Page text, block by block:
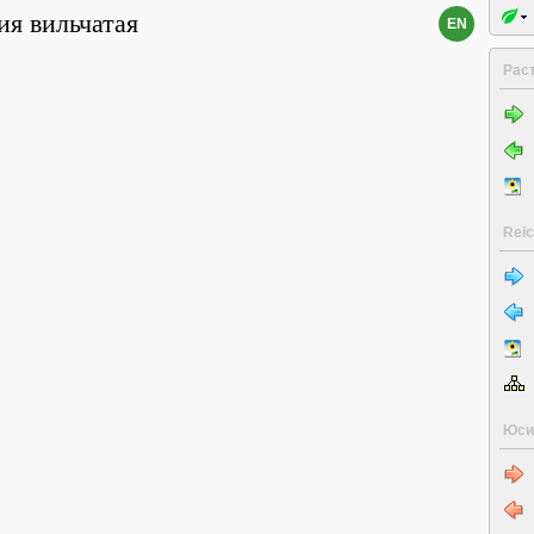
вильчатая EN